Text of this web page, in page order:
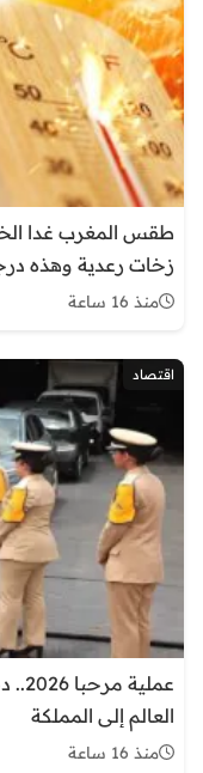
طقس المغرب غدا
زخات رعدية وهذه
منذ 16 ساعة
اقتصاد
العالم إلى المملكة
منذ 16 ساعة